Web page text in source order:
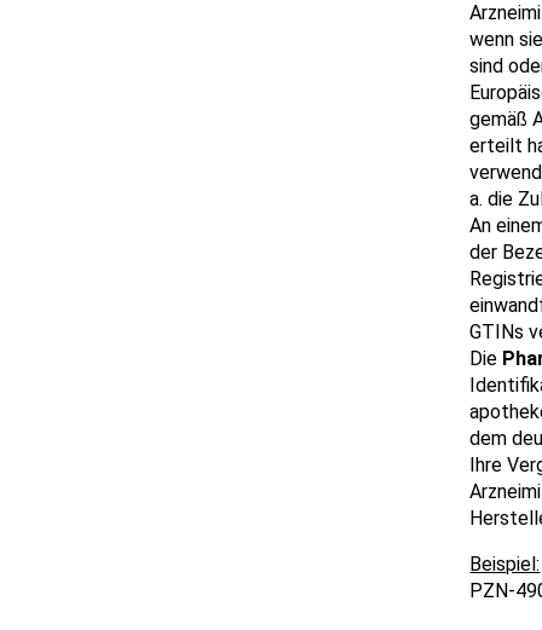
wenn
sind
gemäß
erteilt
a. die
An
der
GTINs
Die
dem
Ihre
PZN-